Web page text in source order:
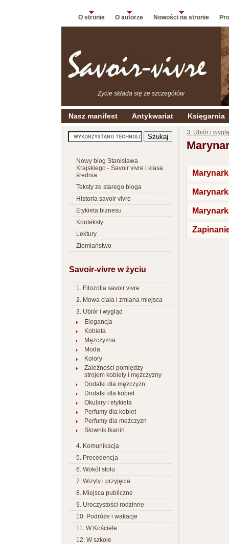
O stronie O autorze Nowości na stronie
Życie składa się ze szczegółów
3. Ubiór i
Nasz manifest Antykwariat Księgarnia
Nowy blog Stanisława
Krajskiego - Savoir vivre i klasa
średnia
Teksty ze starego bloga
Historia savoir vivre
Etykieta biznesu
Konteksty
Lektury
Ziemiaństwo
Savoir-vivre w życiu
1. Filozofia savoir vivre
2. Mowa ciała i zmiana miejsca
3. Ubiór i wygląd
Elegancja
Kobieta
Mężczyzna
Moda
Kolory
Zależności pomiędzy
strojem kobiety i mężczyzny
Dodatki dla mężczyzn
Dodatki dla kobiet
Okulary i etykieta
Perfumy dla kobiet
Perfumy dla meżczyzn
Słownik tkanin
4. Komunikacja
5. Precedencja
6. Wokół stołu
7. Wizyty i przyjęcia
8. Miejsca publiczne
9. Uroczystości rodzinne
10. Podróże i wakacje
11. W Kościele
12. W szkole